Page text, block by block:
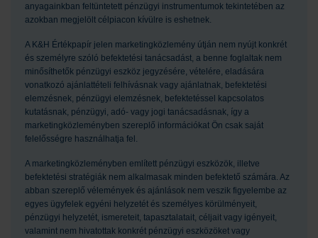
anyagainkban feltüntetett pénzügyi instrumentumok tekintetében az
azokban megjelölt célpiacon kívülre is eshetnek.
A K&H Értékpapír jelen marketingközlemény útján nem nyújt konkrét
és személyre szóló befektetési tanácsadást, a benne foglaltak nem
minősíthetők pénzügyi eszköz jegyzésére, vételére, eladására
vonatkozó ajánlattételi felhívásnak vagy ajánlatnak, befektetési
elemzésnek, pénzügyi elemzésnek, befektetéssel kapcsolatos
kutatásnak, pénzügyi, adó- vagy jogi tanácsadásnak, így a
marketingközleményben szereplő információkat Ön csak saját
felelősségre használhatja fel.
A marketingközleményben említett pénzügyi eszközök, illetve
befektetési stratégiák nem alkalmasak minden befektető számára. Az
abban szereplő vélemények és ajánlások nem veszik figyelembe az
egyes ügyfelek egyéni helyzetét és személyes körülményeit,
pénzügyi helyzetét, ismereteit, tapasztalatait, céljait vagy igényeit,
valamint nem hivatottak konkrét pénzügyi eszközöket vagy